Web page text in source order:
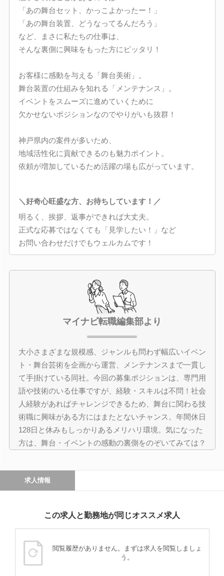
「あの舞台セット、かっこよかったー！」
「あの舞台装置、どうなってるんだろう」
など、まさに私たちの仕事は、
そんな裏側に興味をもった方にピッタリ！
お客様に感動を与える「舞台美術」。
舞台装置の仕組みを知れる「メンテナンス」。
イベントをスムーズに進めていくために
欠かせないポジションなのでやりがいも抜群！
神戸県内の案件が多いため、
地域活性化に貢献できるのも魅力ポイント。
依頼が増加しているため活躍の場も広がっています。
＼好奇心旺盛な方、お待ちしています！／
明るく、挨拶、返事ができれば大丈夫。
正式な応募ではなくても「見学したい！」など
お問い合わせだけでもウェルカムです！
マイナビ転職編集部より
大小さまざまな規模感、ジャンルも問わず幅広いイベン
ト・舞台芸術を企画から運営、メンテナンスまで一貫し
て手掛けている同社。今回の募集ポジションは、専門用
語や技術のいる仕事ですが、経験・スキルは不問！社会
人経験があればチャレンジできるため、舞台に関わる技
術職に興味がある方にはまたとないチャンス。年間休日
128日と休みもしっかりあるメリハリ環境。気になった
方は、舞台・イベントの感動の裏側をのぞいてみては？
求人情報
この求人と勤務地が同じオススメ求人
閲覧履歴がありません。まずは求人を閲覧しましょ
う。